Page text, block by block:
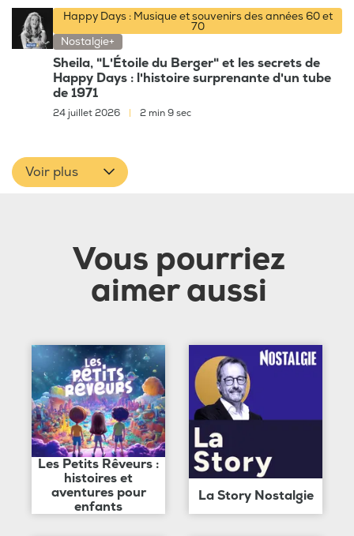
Happy Days : Musique et souvenirs des années 60 et
70
Nostalgie+
Sheila, "L'Étoile du Berger" et les secrets de
Happy Days : l'histoire surprenante d'un tube
de 1971
24 juillet 2026 2 min 9 sec
Voir plus
Vous pourriez
aimer aussi
Les Petits Rêveurs :
histoires et
aventures pour
enfants
La Story Nostalgie